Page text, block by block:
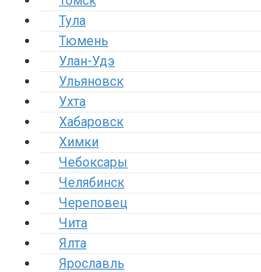
Тула
Тюмень
Улан-Удэ
Ульяновск
Ухта
Хабаровск
Химки
Чебоксары
Челябинск
Череповец
Чита
Ялта
Ярославль